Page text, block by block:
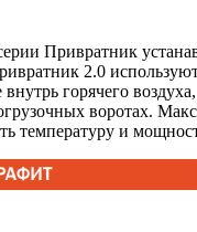
Привратник
2.0
горячего
воротах.
температуру и